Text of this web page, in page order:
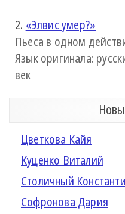
2. «Элвис умер?»
Пьеса в одном
Язык оригинала:
век
Цветкова Кайя
Куценко Виталий
Столичный
Софронова Дария